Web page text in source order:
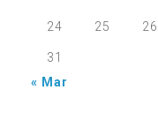
24 25 26
31
« Mar